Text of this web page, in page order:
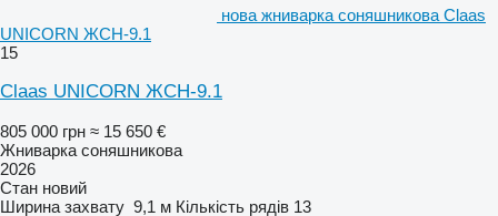
нова жниварка соняшникова Claas
UNICORN ЖСН-9.1
15
Claas UNICORN ЖСН-9.1
805 000 грн ≈ 15 650 €
Жниварка соняшникова
2026
Стан новий
Ширина захвату 9,1 м Кількість рядів 13